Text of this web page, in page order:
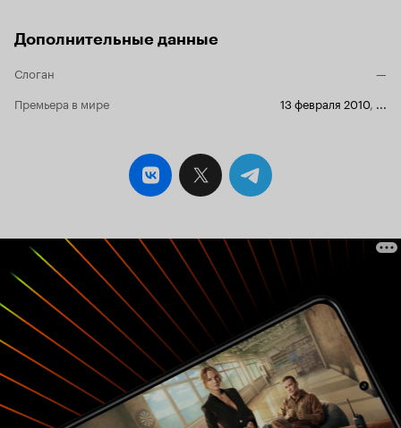
Дополнительные данные
Слоган
—
Премьера в мире
13 февраля 2010, ...